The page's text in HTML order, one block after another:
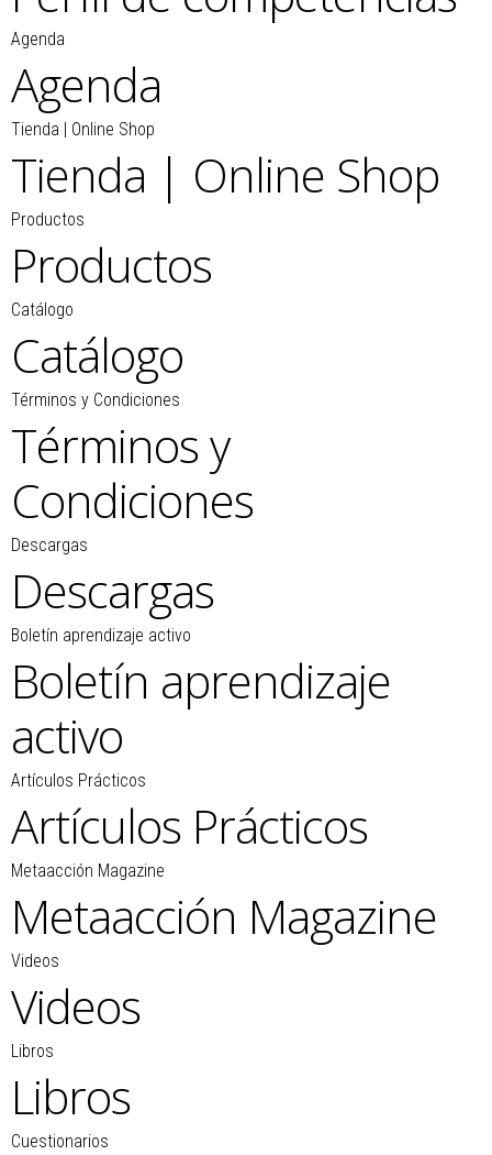
Agenda
Agenda
Tienda | Online Shop
Tienda | Online Shop
Productos
Productos
Catálogo
Catálogo
Términos y Condiciones
Términos y
Condiciones
Descargas
Descargas
Boletín aprendizaje activo
Boletín aprendizaje
activo
Artículos Prácticos
Artículos Prácticos
Metaacción Magazine
Metaacción Magazine
Videos
Videos
Libros
Libros
Cuestionarios